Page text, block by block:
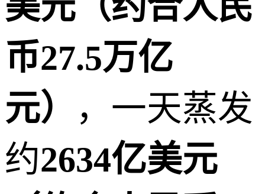
币27.5万亿
元）
，一天蒸发
约2634亿美元